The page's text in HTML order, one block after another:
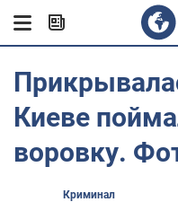
Киеве
воровку.
Криминал